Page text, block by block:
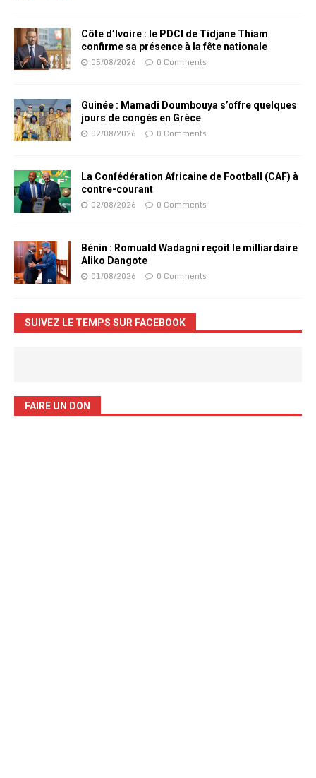
Côte d’Ivoire : le PDCI de Tidjane Thiam
confirme sa présence à la fête nationale
05/08/2026 0 Comments
Guinée : Mamadi Doumbouya s’offre quelques
jours de congés en Grèce
02/08/2026 0 Comments
La Confédération Africaine de Football (CAF) à
contre-courant
02/08/2026 0 Comments
Bénin : Romuald Wadagni reçoit le milliardaire
Aliko Dangote
01/08/2026 0 Comments
SUIVEZ LE TEMPS SUR FACEBOOK
FAIRE UN DON